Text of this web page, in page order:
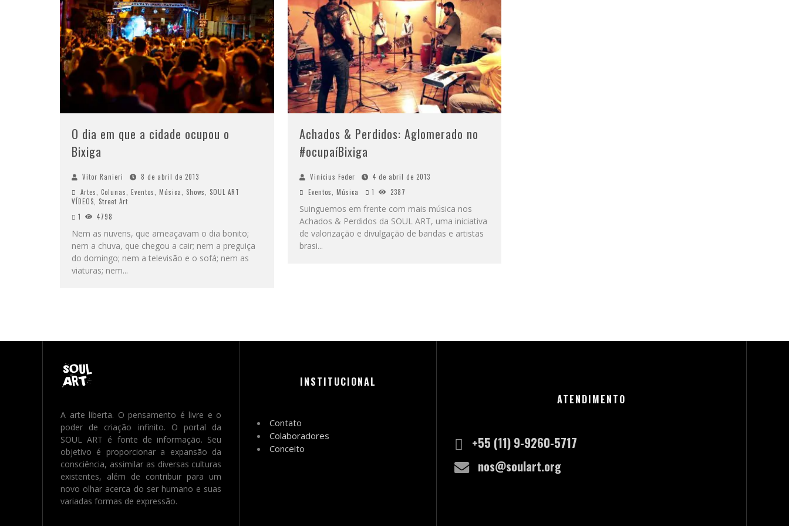
O dia em que a cidade ocupou o
Bixiga
Vitor Ranieri
8 de abril de 2013
Artes
Colunas Eventos Música Shows
SOUL ART
VÍDEOS
Street Art
1
4798
Nem as nuvens, que ameaçavam o dia bonito;
nem a chuva, que chegou a cair; nem a preguiça
do domingo; nem a televisão e o sofá; nem as
viaturas; nem...
Achados & Perdidos: Aglomerado no
#ocupaíBixiga
Vinícius Feder
4 de abril de 2013
Eventos
Música 1 2387
Suinguemos em frente com mais música nos
Achados & Perdidos da SOUL ART, uma iniciativa
de valorização e divulgação de bandas e artistas
brasi...
A arte liberta. O pensamento é livre e o
poder de criação infinito. O portal da
SOUL ART é fonte de informação. Seu
objetivo é proporcionar a expansão da
consciência, assimilar as diversas culturas
existentes, além de contribuir para um
novo olhar acerca do ser humano e suas
variadas formas de expressão.
INSTITUCIONAL
Contato
Colaboradores
Conceito
ATENDIMENTO
+55 (11) 9-9260-5717
nos@soulart.org